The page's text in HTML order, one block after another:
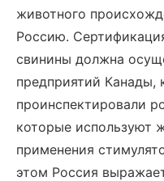
животного
Россию.
свинины должна
предприятий Канады,
проинспектировали
которые используют
применения
этом Россия